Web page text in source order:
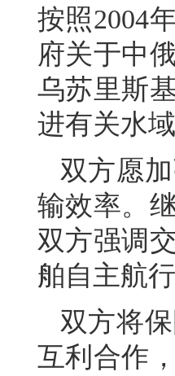
按照2004
府关于中
乌苏里斯
进有关水
双方愿
输效率。
双方强调
舶自主航
双方将
互利合作